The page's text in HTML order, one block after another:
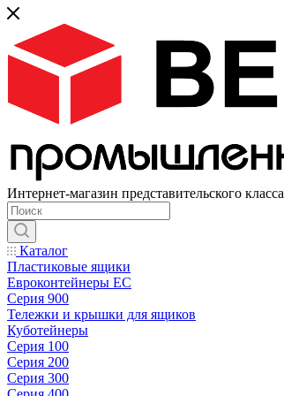
Интернет-магазин представительского класса
Каталог
Пластиковые ящики
Евроконтейнеры ЕС
Серия 900
Тележки и крышки для ящиков
Куботейнеры
Серия 100
Серия 200
Серия 300